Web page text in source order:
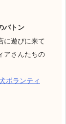
バトン
に遊びに来て
アさんたちの
ボランティ